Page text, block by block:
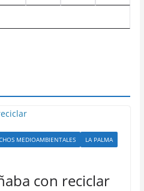
MEDIOAMBIENTALES
LA PALMA
con reciclar